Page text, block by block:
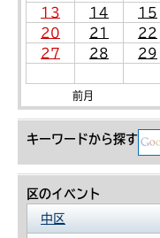
13
14 15
20
21 22
27
28 29
前月
キーワードから探す
区のイベント
中区